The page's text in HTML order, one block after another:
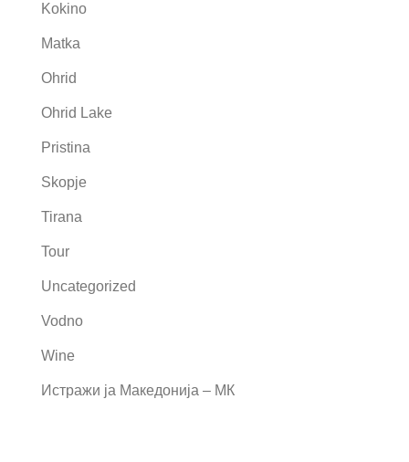
Kokino
Matka
Ohrid
Ohrid Lake
Pristina
Skopje
Tirana
Tour
Uncategorized
Vodno
Wine
Истражи ја Македонија – МК